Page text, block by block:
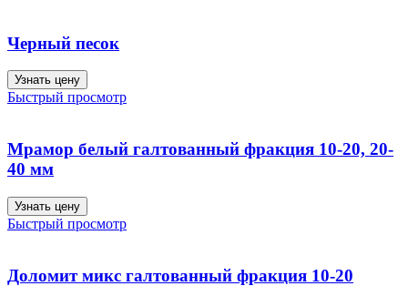
Черный песок
Узнать цену
Быстрый просмотр
Мрамор белый галтованный фракция 10-20, 20-
40 мм
Узнать цену
Быстрый просмотр
Доломит микс галтованный фракция 10-20